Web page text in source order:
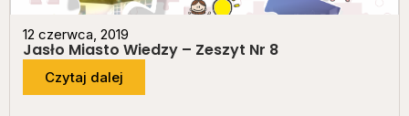
12 czerwca, 2019
Jasło Miasto Wiedzy – Zeszyt Nr 8
Czytaj dalej